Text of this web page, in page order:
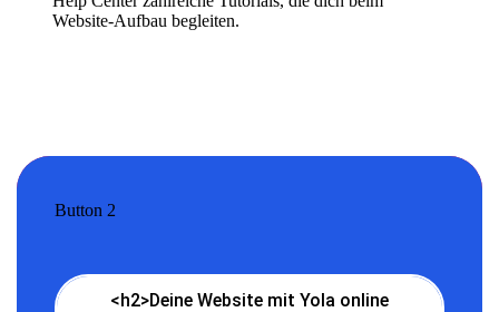
Website-Aufbau begleiten.
Button 2
<h2>Deine Website mit Yola online